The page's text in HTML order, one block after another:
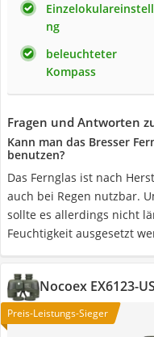
ng
beleuchteter
Kompass
Fragen und Antworten
Kann man das Bresser
benutzen?
Das Fernglas ist nach
auch bei Regen nutzbar.
sollte es allerdings nicht
Feuchtigkeit ausgesetzt
Nocoex EX6123-US
Preis-Leistungs-Sieger